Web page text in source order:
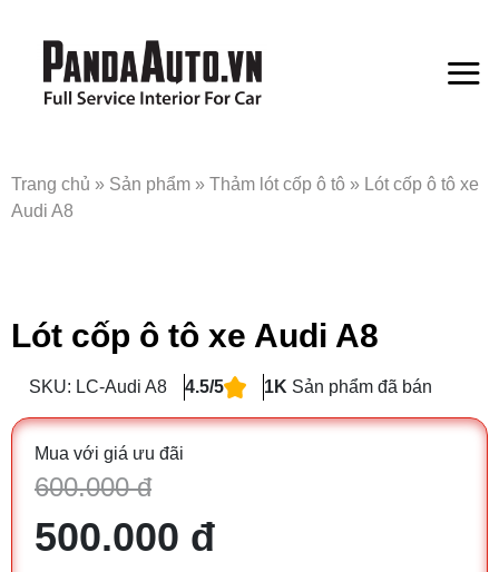
Trang chủ » Sản phẩm » Thảm lót cốp ô tô » Lót cốp ô tô xe
Audi A8
Lót cốp ô tô xe Audi A8
SKU: LC-Audi A8 4.5/5 1K Sản phẩm đã bán
Mua với giá ưu đãi
600.000 đ
500.000 đ